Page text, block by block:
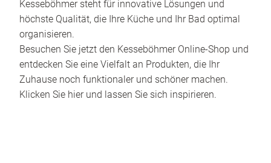
Kesseböhmer steht für innovative Lösungen und
höchste Qualität, die Ihre Küche und Ihr Bad optimal
organisieren.
Besuchen Sie jetzt den Kesseböhmer Online-Shop und
entdecken Sie eine Vielfalt an Produkten, die Ihr
Zuhause noch funktionaler und schöner machen.
Klicken Sie hier und lassen Sie sich inspirieren.